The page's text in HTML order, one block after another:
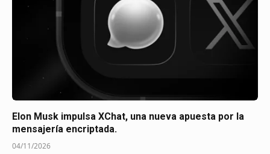
Elon Musk impulsa XChat, una nueva apuesta por la
mensajería encriptada.
04/11/2026